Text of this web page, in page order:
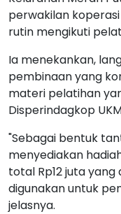
perwakilan
rutin mengikuti
Ia menekankan,
pembinaan yang
materi pelatihan
Disperindagkop
"Sebagai bentuk
menyediakan
total Rp12 juta
digunakan untuk
jelasnya.